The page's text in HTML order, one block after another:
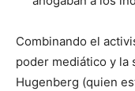
Combinando el
poder mediático y la
Hugenberg (quien